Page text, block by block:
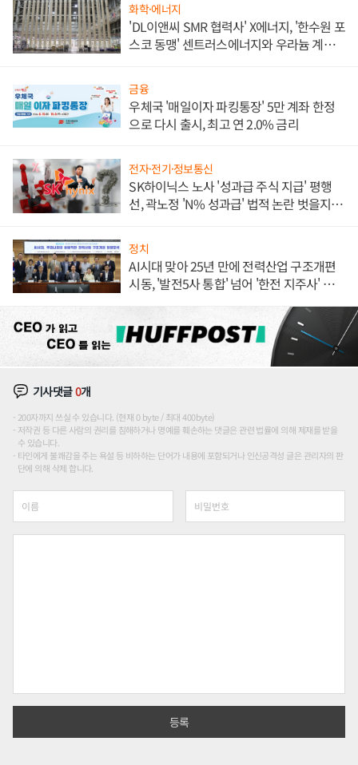
화학·에너지
'DL이앤씨 SMR 협력사' X에너지, '한수원 포
스코 동맹' 센트러스에너지와 우라늄 계약
금융
우체국 '매일이자 파킹통장' 5만 계좌 한정
으로 다시 출시, 최고 연 2.0% 금리
전자·전기·정보통신
SK하이닉스 노사 '성과급 주식 지급' 평행
선, 곽노정 'N% 성과급' 법적 논란 벗을지 주
정치
AI시대 맞아 25년 만에 전력산업 구조개편
시동, '발전5사 통합' 넘어 '한전 지주사' 재편
기사댓글0개
200자까지 쓰실 수 있습니다. (현재 0 byte / 최대 400byte)
저작권 등 다른 사람의 권리를 침해하거나 명예를 훼손하는 댓글은 관련 법률에 의해 제재를 받을
수 있습니다.
타인에게 불쾌감을 주는 욕설 등 비하하는 단어가 내용에 포함되거나 인신공격성 글은 관리자의 판
단에 의해 삭제 합니다.